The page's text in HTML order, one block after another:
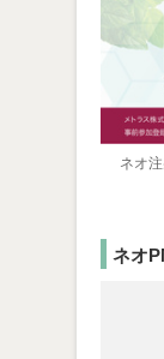
ネオ
ネオ